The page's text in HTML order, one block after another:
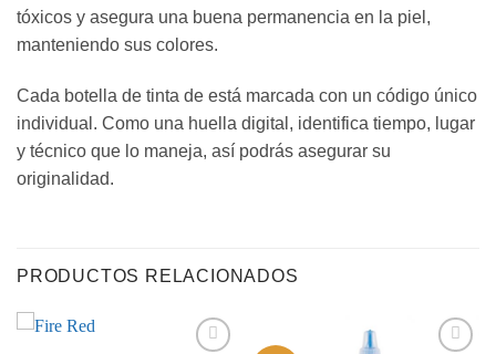
tóxicos y asegura una buena permanencia en la piel,
manteniendo sus colores.
Cada botella de tinta de está marcada con un código único
individual. Como una huella digital, identifica tiempo, lugar
y técnico que lo maneja, así podrás asegurar su
originalidad.
PRODUCTOS RELACIONADOS